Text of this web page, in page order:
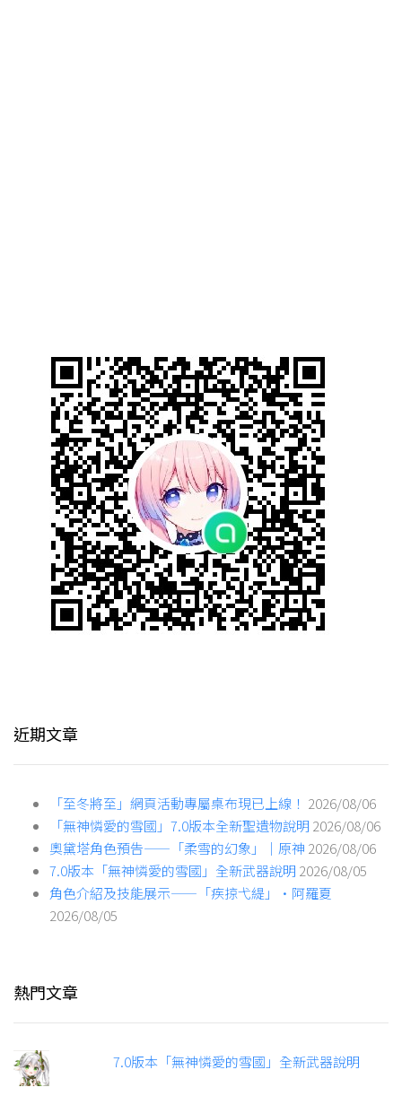
近期文章
「至冬將至」網頁活動專屬桌布現已上線！ 2026/08/06
「無神憐愛的雪國」7.0版本全新聖遺物說明 2026/08/06
奧黛塔角色預告——「柔雪的幻象」｜原神 2026/08/06
7.0版本「無神憐愛的雪國」全新武器說明 2026/08/05
角色介紹及技能展示——「疾掠弋緹」·阿羅夏
2026/08/05
熱門文章
7.0版本「無神憐愛的雪國」全新武器說明